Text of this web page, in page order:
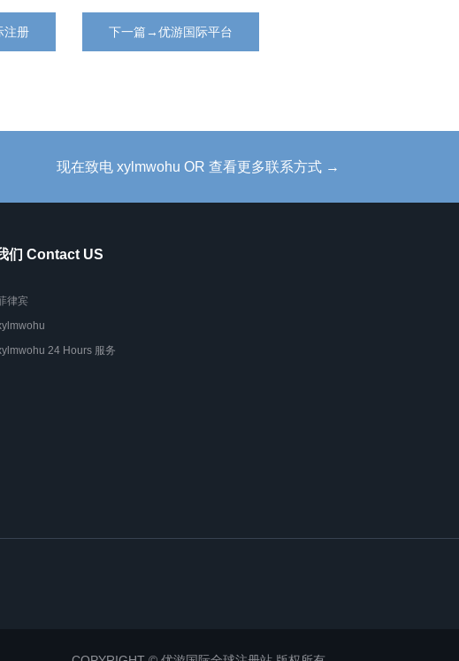
注册 下一篇→优游国际平台
现在致电 xylmwohu OR 查看更多联系方式 →
们 Contact US
律宾
24 Hours 服务